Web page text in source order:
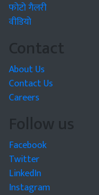
फोटो गैलरी
वीडियो
Contact
About Us
Contact Us
Careers
Follow us
Facebook
Twitter
LinkedIn
Instagram